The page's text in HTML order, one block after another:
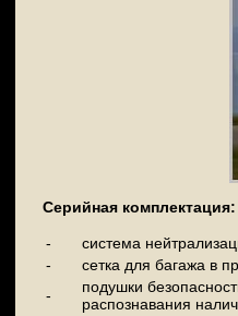
Серийная комплектация:
-
система
-
сетка для багажа в
-
подушки
распознавания